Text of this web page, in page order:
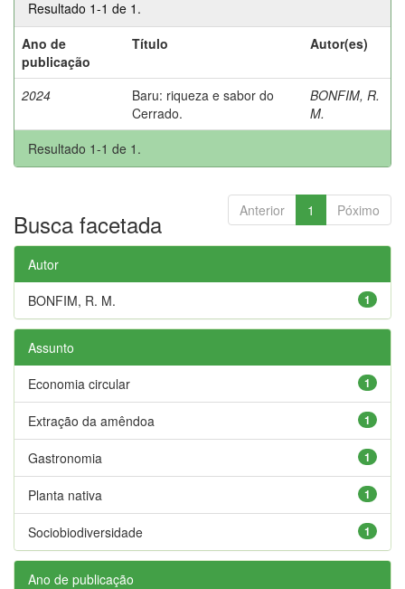
Resultado 1-1 de 1.
Ano de
publicação
Título Autor(es)
2024
Baru: riqueza e sabor do
Cerrado.
BONFIM, R.
M.
Resultado 1-1 de 1.
Anterior 1 Póximo
Busca facetada
Autor
1
BONFIM, R. M.
Assunto
1
Economia circular
1
Extração da amêndoa
1
Gastronomia
1
Planta nativa
1
Sociobiodiversidade
Ano de publicação